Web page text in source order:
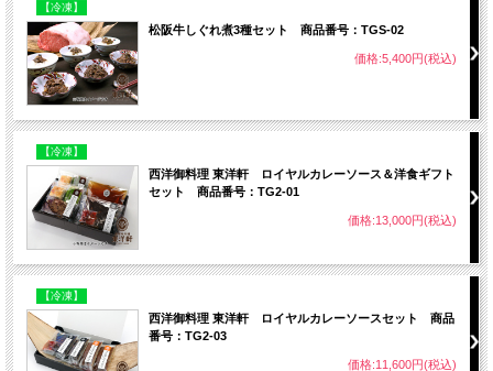
【冷凍】
松阪牛しぐれ煮3種セット 商品番号：TGS-02
価格:5,400円(税込)
【冷凍】
西洋御料理 東洋軒 ロイヤルカレーソース＆洋食ギフト
セット 商品番号：TG2-01
価格:13,000円(税込)
【冷凍】
西洋御料理 東洋軒 ロイヤルカレーソースセット 商品
番号：TG2-03
価格:11,600円(税込)